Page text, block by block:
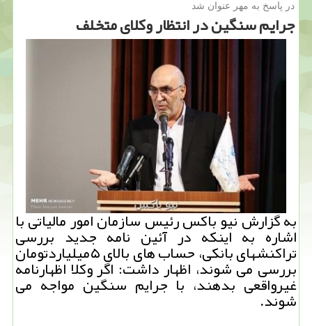
در پاسخ به مهر عنوان شد
جرایم سنگین در انتظار وكلای متخلف
به گزارش نیو باكس رئیس سازمان امور مالیاتی با
اشاره به اینكه در آئین نامه جدید بررسی
تراكنشهای بانكی، حساب های بالای ۵میلیاردتومان
بررسی می شوند، اظهار داشت: اگر وكلا اظهارنامه
غیرواقعی بدهند، با جرایم سنگین مواجه می
شوند.